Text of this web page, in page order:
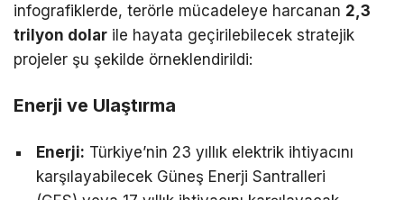
infografiklerde, terörle mücadeleye harcanan 2,3
trilyon dolar ile hayata geçirilebilecek stratejik
projeler şu şekilde örneklendirildi:
Enerji ve Ulaştırma
Enerji: Türkiye’nin 23 yıllık elektrik ihtiyacını
karşılayabilecek Güneş Enerji Santralleri